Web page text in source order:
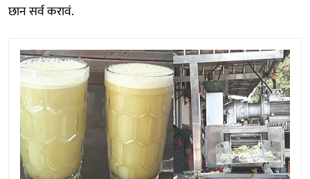
छान सर्व करावं.